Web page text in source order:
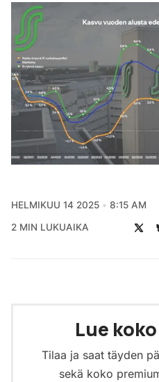
HELMIKUU 14 2025 8:15 AM
2 MIN LUKUAIKA
Lue
Tilaa ja saat täyden
sekä koko